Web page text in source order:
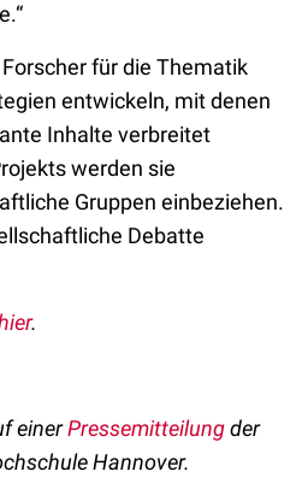
für die Thematik
entwickeln, mit denen
Inhalte verbreitet
werden sie
Gruppen einbeziehen.
Debatte
.
einerPressemitteilungder
Hannover.